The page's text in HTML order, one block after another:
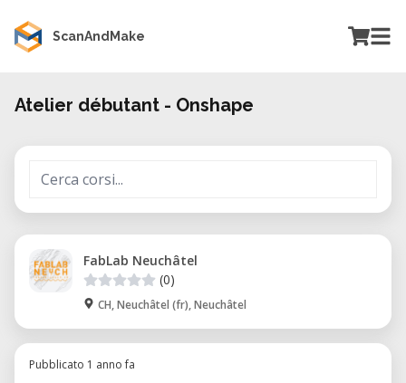
ScanAndMake
Atelier débutant - Onshape
FabLab Neuchâtel
(0)
CH, Neuchâtel (fr), Neuchâtel
Pubblicato 1 anno fa